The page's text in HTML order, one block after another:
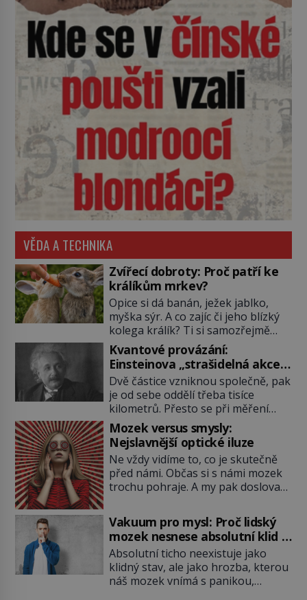
VĚDA A TECHNIKA
Zvířecí dobroty: Proč patří ke
králíkům mrkev?
Opice si dá banán, ježek jablko,
myška sýr. A co zajíc či jeho blízký
kolega králík? Ti si samozřejmě
pochutnají na mrkvi! Proč jsou
podobné představy o potravě
zvířat často spíš mýty? Pokud máte
doma králíka, mrkev mu dát
můžete. A nejspíš mu i bude
chutnat, ovšem měl by ji mít jen
jako občasný pamlsek. […]
Kvantové provázání:
Einsteinova „strašidelná akce
na dálku“ dál mate i fascinuje
vědce
Dvě částice vzniknou společně, pak
je od sebe oddělí třeba tisíce
kilometrů. Přesto se při měření
chovají, jako by mezi nimi
existovalo neviditelné pouto. Albert
Einstein tomu s jistou dávkou
ironie říká „strašidelná akce na
dálku“ a dlouhá desetiletí věří, že
musí existovat jednodušší
však ukazují, že kvantový svět
funguje jinak, než […]
Mozek versus smysly:
Nejslavnější optické iluze
Ne vždy vidíme to, co je skutečně
před námi. Občas si s námi mozek
trochu pohraje. A my pak doslova
vznikají ty nejpodivnější optické
iluze? Soustřeď se na to hlavní!
TROXLERŮV EFEKT Náš mozek
zvládne zpracovat hodně informací.
Všechny na světě ale nikoliv, musí
si vybírat! Jak to dělá? Když se […]
Vakuum pro mysl: Proč lidský
mozek nesnese absolutní klid a
začne si vymýšlet horory
Absolutní ticho neexistuje jako
klidný stav, ale jako hrozba, kterou
náš mozek vnímá s panikou,